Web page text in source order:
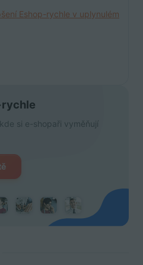
Eshop-rychle v uplynulém
rychle
si e-shopaři vyměňují